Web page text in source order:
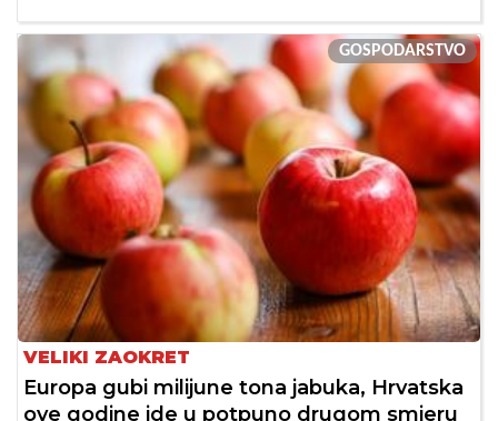
GOSPODARSTVO
VELIKI ZAOKRET
Europa gubi milijune tona jabuka, Hrvatska
ove godine ide u potpuno drugom smjeru